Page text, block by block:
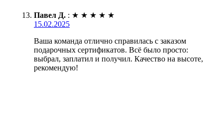
Павел Д. : ★ ★ ★ ★ ★
15.02.2025
Ваша команда отлично справилась с заказом
подарочных сертификатов. Всё было просто:
выбрал, заплатил и получил. Качество на высоте,
рекомендую!